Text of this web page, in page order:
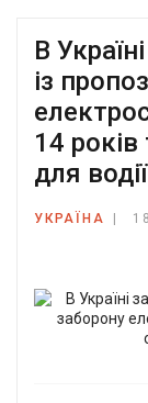
В
із
14 років
для
УКРАЇНА